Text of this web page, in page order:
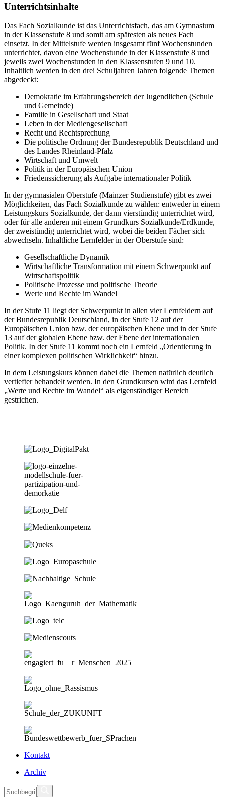
Unterrichtsinhalte
Das Fach Sozialkunde ist das Unterrichtsfach, das am Gymnasium
in der Klassenstufe 8 und somit am spätesten als neues Fach
einsetzt. In der Mittelstufe werden insgesamt fünf Wochenstunden
unterrichtet, davon eine Wochenstunde in der Klassenstufe 8 und
jeweils zwei Wochenstunden in den Klassenstufen 9 und 10.
Inhaltlich werden in den drei Schuljahren Jahren folgende Themen
abgedeckt:
Demokratie im Erfahrungsbereich der Jugendlichen (Schule
und Gemeinde)
Familie in Gesellschaft und Staat
Leben in der Mediengesellschaft
Recht und Rechtsprechung
Die politische Ordnung der Bundesrepublik Deutschland und
des Landes Rheinland-Pfalz
Wirtschaft und Umwelt
Politik in der Europäischen Union
Friedenssicherung als Aufgabe internationaler Politik
In der gymnasialen Oberstufe (Mainzer Studienstufe) gibt es zwei
Möglichkeiten, das Fach Sozialkunde zu wählen: entweder in einem
Leistungskurs Sozialkunde, der dann vierstündig unterrichtet wird,
oder für alle anderen mit einem Grundkurs Sozialkunde/Erdkunde,
der zweistündig unterrichtet wird, wobei die beiden Fächer sich
abwechseln. Inhaltliche Lernfelder in der Oberstufe sind:
Gesellschaftliche Dynamik
Wirtschaftliche Transformation mit einem Schwerpunkt auf
Wirtschaftspolitik
Politische Prozesse und politische Theorie
Werte und Rechte im Wandel
In der Stufe 11 liegt der Schwerpunkt in allen vier Lernfeldern auf
der Bundesrepublik Deutschland, in der Stufe 12 auf der
Europäischen Union bzw. der europäischen Ebene und in der Stufe
13 auf der globalen Ebene bzw. der Ebene der internationalen
Politik. In der Stufe 11 kommt noch ein Lernfeld „Orientierung in
einer komplexen politischen Wirklichkeit“ hinzu.
In dem Leistungskurs können dabei die Themen natürlich deutlich
vertiefter behandelt werden. In den Grundkursen wird das Lernfeld
„Werte und Rechte im Wandel“ als eigenständiger Bereich
gestrichen.
Kontakt
Archiv